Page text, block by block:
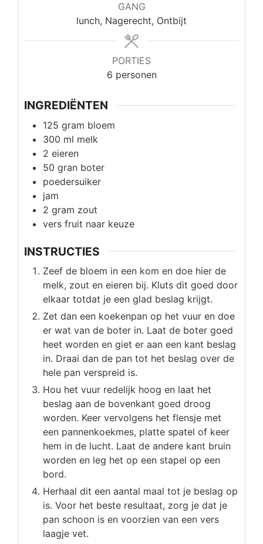
GANG
lunch, Nagerecht, Ontbijt
PORTIES
6 personen
INGREDIËNTEN
125 gram bloem
300 ml melk
2 eieren
50 gran boter
poedersuiker
jam
2 gram zout
vers fruit naar keuze
INSTRUCTIES
Zeef de bloem in een kom en doe hier de
melk, zout en eieren bij. Kluts dit goed door
elkaar totdat je een glad beslag krijgt.
Zet dan een koekenpan op het vuur en doe
er wat van de boter in. Laat de boter goed
heet worden en giet er aan een kant beslag
in. Draai dan de pan tot het beslag over de
hele pan verspreid is.
Hou het vuur redelijk hoog en laat het
beslag aan de bovenkant goed droog
worden. Keer vervolgens het flensje met
een pannenkoekmes, platte spatel of keer
hem in de lucht. Laat de andere kant bruin
worden en leg het op een stapel op een
bord.
Herhaal dit een aantal maal tot je beslag op
is. Voor het beste resultaat, zorg je dat je
pan schoon is en voorzien van een vers
laagje vet.